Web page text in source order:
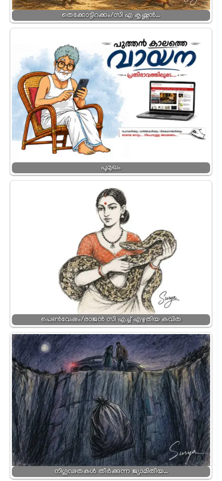
തെക്കോട്ടിറക്കം/സി എ കൃഷ്ണൻ…
പൂമുഖം
പെൺവേഷം/രാജൻ സി എച്ച് എഴുതിയ കവിത
നിഗൂഢതകൾ തീർക്കുന്ന ജ്യാമിതീയ…